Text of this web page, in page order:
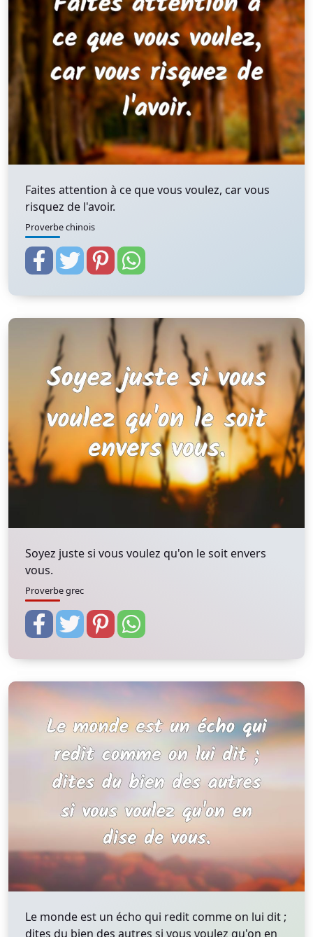
Faites attention à ce que vous voulez, car vous
risquez de l'avoir.
Proverbe chinois
Soyez juste si vous voulez qu'on le soit envers
vous.
Proverbe grec
Le monde est un écho qui redit comme on lui dit ;
dites du bien des autres si vous voulez qu'on en